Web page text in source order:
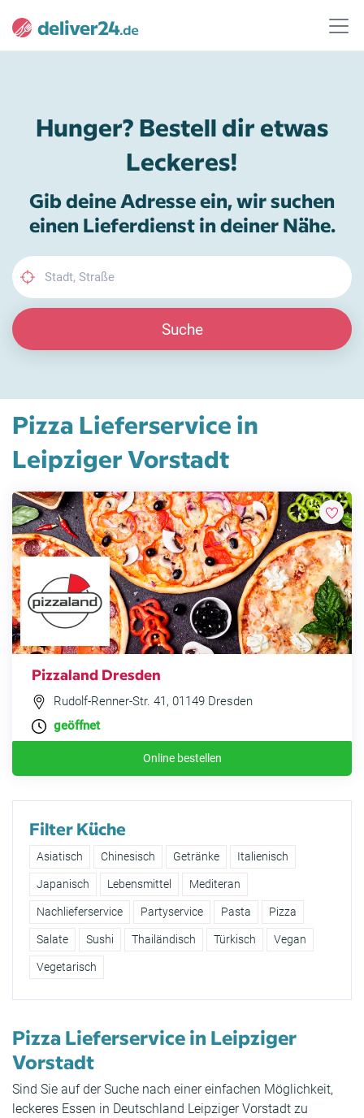
Hunger? Bestell dir etwas
Leckeres!
Gib deine Adresse ein, wir suchen
einen Lieferdienst in deiner Nähe.
Suche
Pizza Lieferservice in
Leipziger Vorstadt
Pizzaland Dresden
Rudolf-Renner-Str. 41, 01149 Dresden
geöffnet
Online bestellen
Filter Küche
Asiatisch Chinesisch Getränke Italienisch
Japanisch Lebensmittel Mediteran
Nachlieferservice Partyservice Pasta Pizza
Salate Sushi Thailändisch Türkisch Vegan
Vegetarisch
Pizza Lieferservice in Leipziger
Vorstadt
Sind Sie auf der Suche nach einer einfachen Möglichkeit,
leckeres Essen in Deutschland Leipziger Vorstadt zu